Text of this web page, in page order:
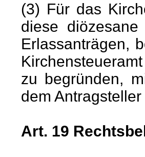
(3) Für das
diese
Erlassanträgen,
zu begründen,
dem
Art. 19